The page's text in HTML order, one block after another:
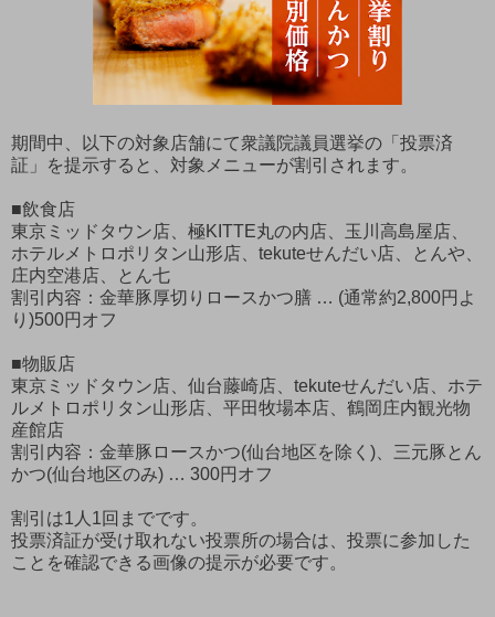
期間中、以下の対象店舗にて衆議院議員選挙の「投票済
証」を提示すると、対象メニューが割引されます。
■飲食店
東京ミッドタウン店、極KITTE丸の内店、玉川高島屋店、
ホテルメトロポリタン山形店、tekuteせんだい店、とんや、
庄内空港店、とん七
割引内容：金華豚厚切りロースかつ膳 … (通常約2,800円よ
り)500円オフ
■物販店
東京ミッドタウン店、仙台藤崎店、tekuteせんだい店、ホテ
ルメトロポリタン山形店、平田牧場本店、鶴岡庄内観光物
産館店
割引内容：金華豚ロースかつ(仙台地区を除く)、三元豚とん
かつ(仙台地区のみ) … 300円オフ
割引は1人1回までです。
投票済証が受け取れない投票所の場合は、投票に参加した
ことを確認できる画像の提示が必要です。